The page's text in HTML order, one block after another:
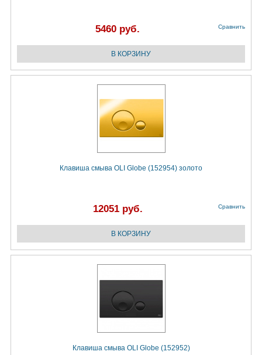
5460 руб. Сравнить
Клавиша смыва OLI Globe (152954) золото
12051 руб. Сравнить
Клавиша смыва OLI Globe (152952)